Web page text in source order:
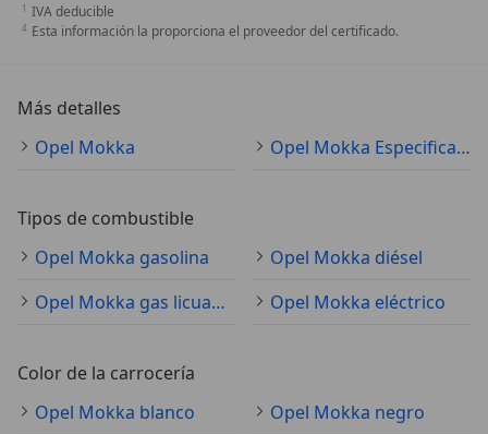
IVA deducible
Esta información la proporciona el proveedor del certificado.
Más detalles
Opel Mokka
Opel Mokka Especificaciones técnicas
Tipos de combustible
Opel Mokka gasolina
Opel Mokka diésel
Opel Mokka gas licuado (GLP)
Opel Mokka eléctrico
Color de la carrocería
Opel Mokka blanco
Opel Mokka negro